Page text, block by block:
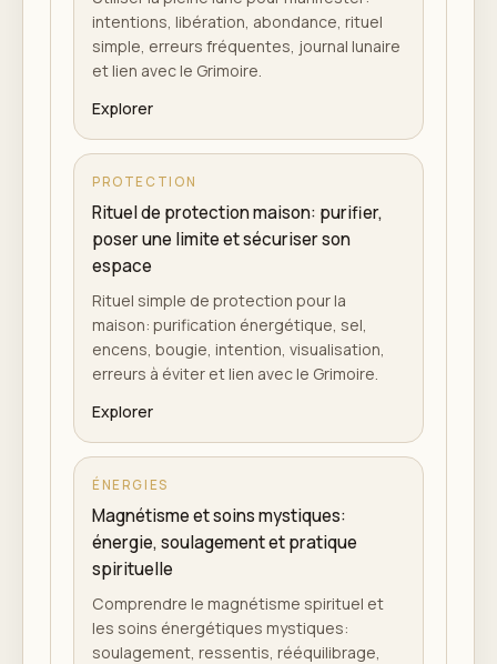
intentions, libération, abondance, rituel
simple, erreurs fréquentes, journal lunaire
et lien avec le Grimoire.
Explorer
PROTECTION
Rituel de protection maison: purifier,
poser une limite et sécuriser son
espace
Rituel simple de protection pour la
maison: purification énergétique, sel,
encens, bougie, intention, visualisation,
erreurs à éviter et lien avec le Grimoire.
Explorer
ÉNERGIES
Magnétisme et soins mystiques:
énergie, soulagement et pratique
spirituelle
Comprendre le magnétisme spirituel et
les soins énergétiques mystiques:
soulagement, ressentis, rééquilibrage,